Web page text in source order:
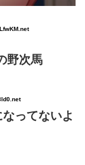
野次馬
ってないよ